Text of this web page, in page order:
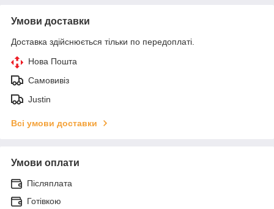
Умови доставки
Доставка здійснюється тільки по передоплаті.
Нова Пошта
Самовивіз
Justin
Всі умови доставки
Умови оплати
Післяплата
Готівкою